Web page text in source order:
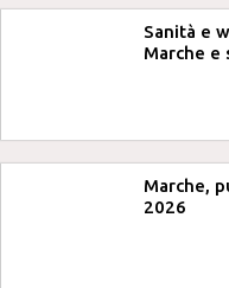
Sanità e
Marche
Marche,
2026